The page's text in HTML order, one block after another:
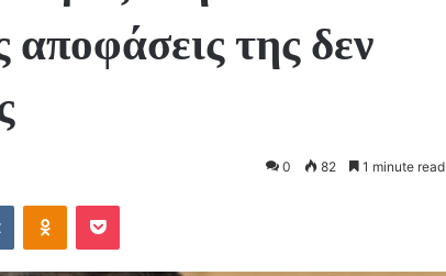
αποφάσεις της δεν
0 82 1 minute read
VKontakteOdnoklassniki
Pocket